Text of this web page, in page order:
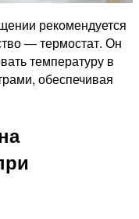
рекомендуется
— термостат. Он
температуру в
обеспечивая